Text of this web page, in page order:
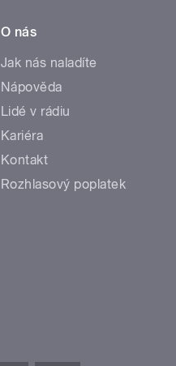
O nás
Jak nás naladíte
Nápověda
Lidé v rádiu
Kariéra
Kontakt
Rozhlasový poplatek